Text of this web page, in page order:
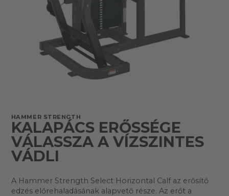
HAMMER STRENGTH
KALAPÁCS ERŐSSÉGE
VÁLASSZA A VÍZSZINTES
VÁDLI
A Hammer Strength Select Horizontal Calf az erősítő
edzés előrehaladásának alapvető része. Az erőt a